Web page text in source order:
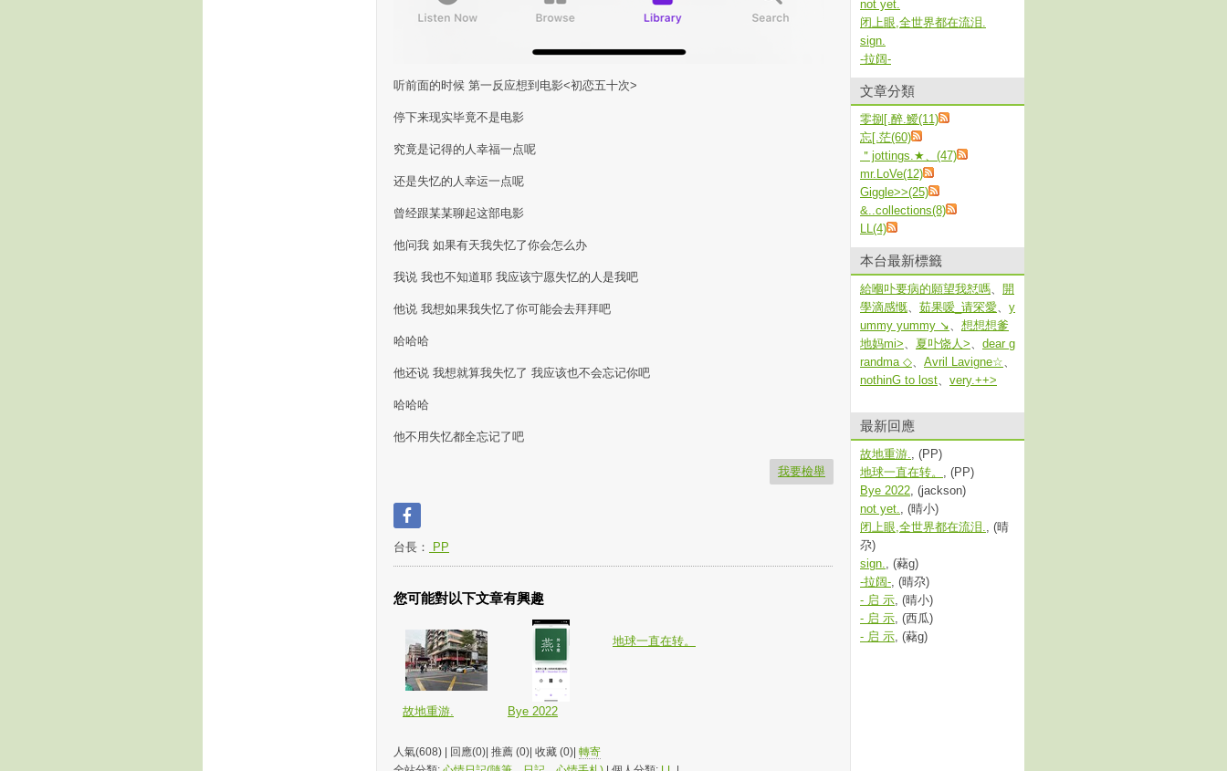
听前面的时候 第一反应想到电影<初恋五十次>
停下来现实毕竟不是电影
究竟是记得的人幸福一点呢
还是失忆的人幸运一点呢
曾经跟某某聊起这部电影
他问我 如果有天我失忆了你会怎么办
我说 我也不知道耶 我应该宁愿失忆的人是我吧
他说 我想如果我失忆了你可能会去拜拜吧
哈哈哈
他还说 我想就算我失忆了 我应该也不会忘记你吧
哈哈哈
他不用失忆都全忘记了吧
我要檢舉
台長： PP
您可能對以下文章有興趣
故地重游. Bye 2022
地球一直在转。
人氣(608) | 回應(0)| 推薦 (0)| 收藏 (0)| 轉寄
not yet.
闭上眼,全世界都在流泪.
sign.
-拉阔-
文章分類
零捌[.醉.鱫(11)
忘[.茫(60)
＂jottings.★、(47)
mr.LoVe(12)
Giggle>>(25)
&..collections(8)
LL(4)
本台最新標籤
給嗰卟要病的願望我恏嗎、 開
學滴感慨、 茹果嗳_请罙愛、 y
ummy yummy ↘、 想想想爹
地妈mi>、 夏卟饶人>、 dear g
randma ◇、 Avril Lavigne☆、
nothinG to lost、 very.++>
最新回應
故地重游., (PP)
地球一直在转。 , (PP)
Bye 2022, (jackson)
not yet., (晴小)
闭上眼,全世界都在流泪., (晴
尕)
sign., (藸ɡ)
-拉阔-, (晴尕)
- 启 示, (晴小)
- 启 示, (西瓜)
- 启 示, (藸ɡ)